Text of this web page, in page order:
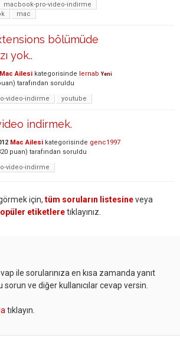
macbook-pro-video-indirme
mac
bölümüde
yok..
Mac Ailesi kategorisinde lernab Yeni
tarafından soruldu
video-indirme
youtube
indirmek.
Mac Ailesi kategorisinde genc1997
puan) tarafından soruldu
video-indirme
için, tüm soruların listesineveya
etiketleretıklayınız.
ile sorularınıza en kısa zamanda yanıt
ve diğer kullanıcılar cevap versin.
tıklayın.